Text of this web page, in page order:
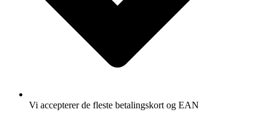
Vi accepterer de fleste betalingskort og EAN